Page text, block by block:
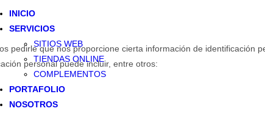
INICIO
SERVICIOS
SITIOS WEB
TIENDAS ONLINE
COMPLEMENTOS
PORTAFOLIO
NOSOTROS
pedirle que nos proporcione cierta información de identificación
personal puede incluir, entre otros: